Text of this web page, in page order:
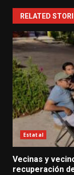
RELATED
Estatal
Vecinas y
recuperación